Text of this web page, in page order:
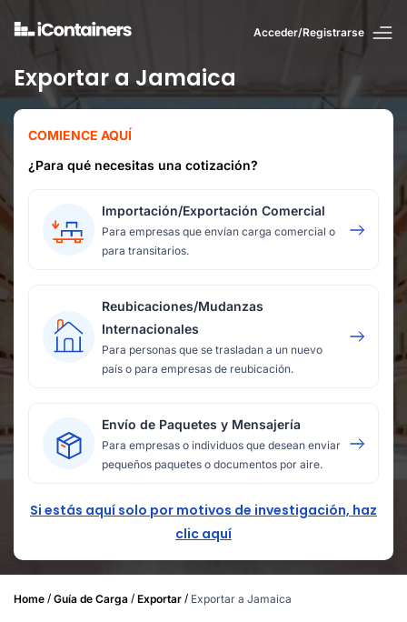
Acceder/Registrarse
Exportar a Jamaica
COMIENCE AQUÍ
¿Para qué necesitas una cotización?
Importación/Exportación Comercial
Para empresas que envían carga comercial o
para transitarios.
Reubicaciones/Mudanzas
Internacionales
Para personas que se trasladan a un nuevo
país o para empresas de reubicación.
Envío de Paquetes y Mensajería
Para empresas o individuos que desean enviar
pequeños paquetes o documentos por aire.
Si estás aquí solo por motivos de investigación, haz
clic aquí
Home / Guía de Carga / Exportar / Exportar a Jamaica